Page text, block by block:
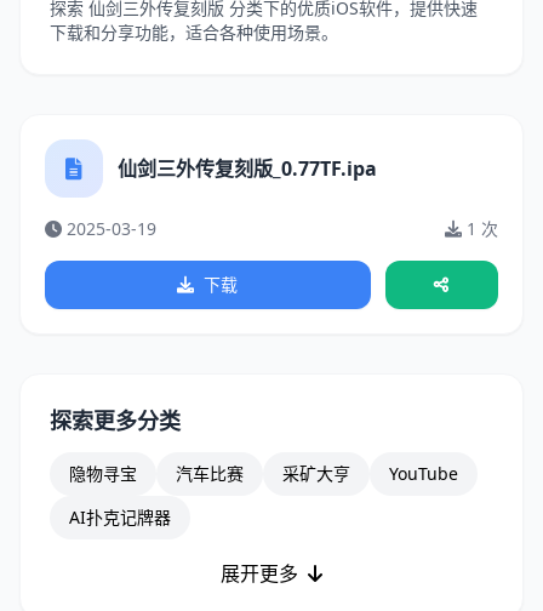
探索 仙剑三外传复刻版 分类下的优质iOS软件，提供快速
下载和分享功能，适合各种使用场景。
仙剑三外传复刻版_0.77TF.ipa
2025-03-19 1 次
下载
探索更多分类
隐物寻宝 汽车比赛 采矿大亨
YouTube
AI扑克记牌器
展开更多